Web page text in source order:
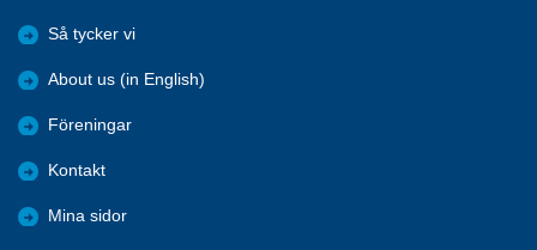
Så tycker vi
About us (in English)
Föreningar
Kontakt
Mina sidor